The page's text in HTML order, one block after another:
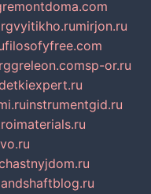
remontdoma.com
vyitikho.rumirjon.ru
filosofyfree.com
greleon.comsp-or.ru
instrumentgid.ru